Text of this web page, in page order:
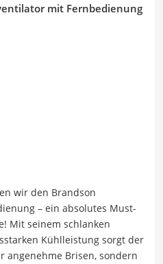
mit Fernbedienung
wir den Brandson
– ein absolutes Must-
Mit seinem schlanken
Kühlleistung sorgt der
Brisen, sondern